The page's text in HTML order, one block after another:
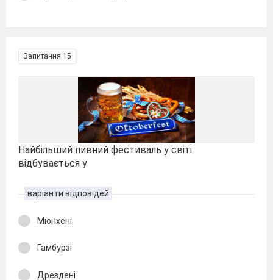
Запитання 15
Найбільший пивний фестиваль у світі
відбувається у
варіанти відповідей
Мюнхені
Гамбурзі
Дрездені